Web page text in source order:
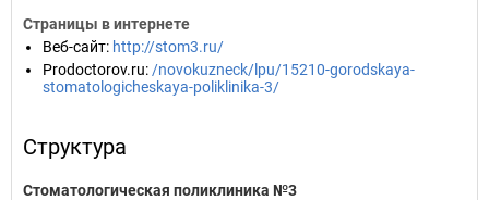
Страницы в интернете
Веб-сайт: http://stom3.ru/
Prodoctorov.ru: /novokuzneck/lpu/15210-gorodskaya-
stomatologicheskaya-poliklinika-3/
Структура
Стоматологическая поликлиника №3